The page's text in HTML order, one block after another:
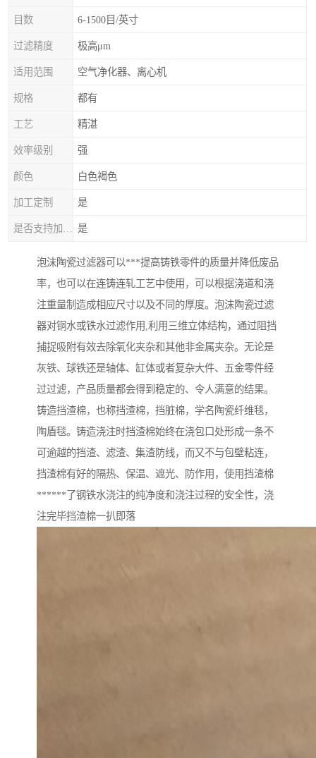
目数 6-1500目/英寸
过滤精度 极高μm
适用范围 空气净化器、离心机
规格 都有
工艺 精湛
效率级别 强
颜色 白色褐色
加工定制 是
是
泡沫陶瓷过滤器可以***提高铸铁零件的质量并降低废品
率，也可以在连铸连轧工艺中使用，可以根据浇道和浇
注重量制造成相应尺寸以及不同的厚度。泡沫陶瓷过滤
器对铜水或铁水过滤作用,利用三维立体结构，通过阻挡
捕捉吸附有效去除氧化夹杂和其他非金属夹杂。无论是
灰铁、球铁还是轴体、缸体或者复杂大件、五金零件经
过过滤，产品质量都会得到稳定的、令人满意的结果。
铸造挡渣棉，也称挡渣棉，挡脏棉，学名陶瓷纤维毯，
陶盾毯。铸造浇注时挡渣棉始终在浇包口处形成一条不
可逾越的挡渣、滤渣、集渣防线，而又不与包壁粘连，
挡渣棉有好的隔热、保温、遮光、防作用，使用挡渣棉
******了钢铁水浇注的纯净度和浇注过程的安全性，浇
注完毕挡渣棉一扒即落